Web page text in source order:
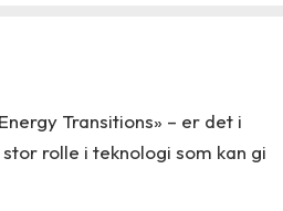
Transitions» – er det i
rolle i teknologi som kan gi